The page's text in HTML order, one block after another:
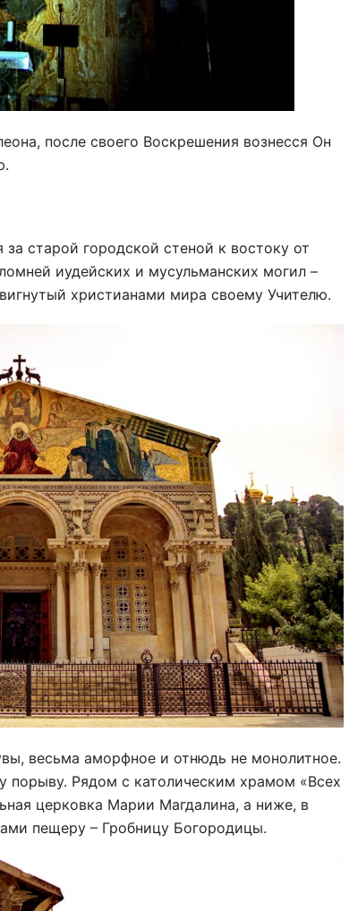
после своего Воскрешения вознесся Он
старой городской стеной к востоку от
иудейских и мусульманских могил –
христианами мира своему Учителю.
весьма аморфное и отнюдь не монолитное.
порыву. Рядом с католическим храмом «Всех
церковка Марии Магдалина, а ниже, в
пещеру – Гробницу Богородицы.